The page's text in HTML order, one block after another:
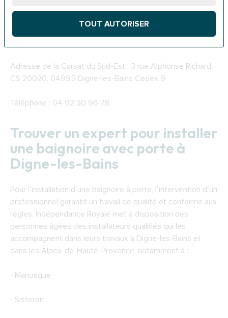
TOUT AUTORISER
baignoire à porte. La demande d’aide doit être envoyée à
Adresse de la Carsat du Sud-Est : 3 rue Alphonse Richard.
CS 20020. 04995 Digne-les-Bains Cedex 9
Téléphone : 04 92 30 96 78
Trouver un expert pour installer
une baignoire avec porte à
Digne-les-Bains
Pour l’installation d’une baignoire à porte, l’intervention d’un
professionnel garantit un travail de qualité et conforme aux
règles. Indépendance Royale met à disposition des
personnes âgées des installateurs qualifiés qui les
accompagnent dans leurs travaux à Digne-les-Bains et
dans les Alpes-de-Haute-Provence, notamment à :
· Manosque
· Sisteron